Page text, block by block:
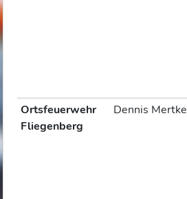
Ortsfeuerwehr
Fliegenberg
Dennis Mertke